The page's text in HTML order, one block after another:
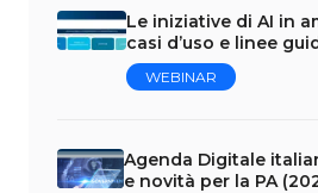
Le iniziative di AI in
casi d’uso e linee
WEBINAR
Agenda Digitale
e novità per la PA